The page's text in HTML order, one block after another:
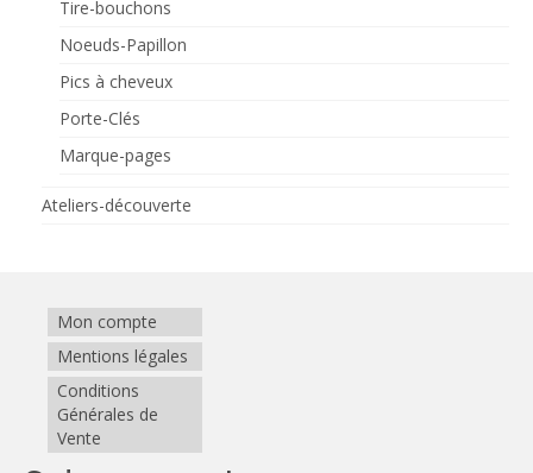
Tire-bouchons
Noeuds-Papillon
Pics à cheveux
Porte-Clés
Marque-pages
Ateliers-découverte
Mon compte
Mentions légales
Conditions
Générales de
Vente